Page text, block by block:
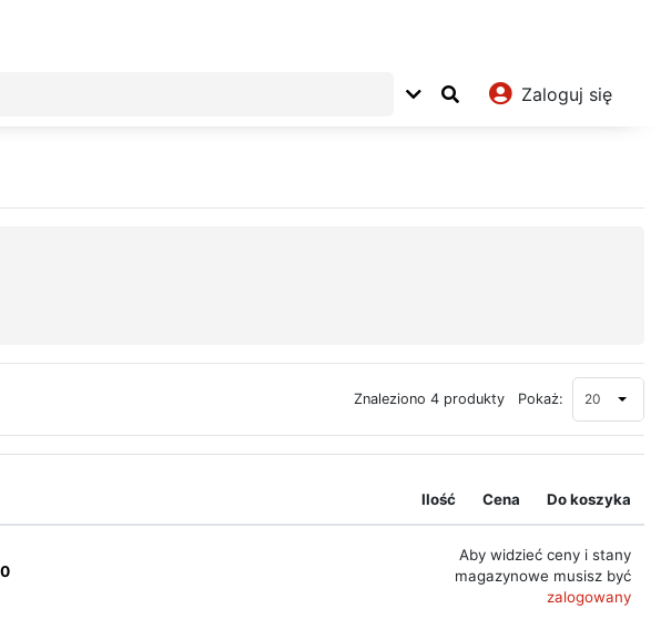
Zaloguj się
Znaleziono 4 produkty Pokaż: 20
Ilość Cena Do koszyka
Aby widzieć ceny i stany
magazynowe musisz być
zalogowany